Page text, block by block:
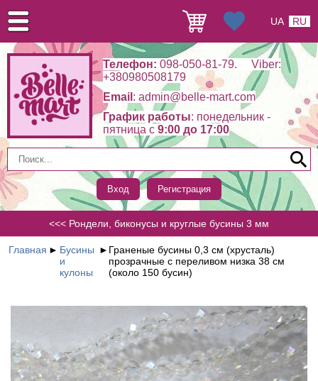
Телефон: 098-050-81-79. Viber:
+380980508179
Email : admin@belle-mart.com
График работы: понедельник -
пятница c 9:00 до 17:00
Вход Регистрация
UA RU
<<< Рондели, биконусы и круглые бусины 3 мм
Главная ► Бусины
и
кулоны
► Граненые бусины 0,3 см (хрусталь)
прозрачные с переливом низка 38 см
(около 150 бусин)